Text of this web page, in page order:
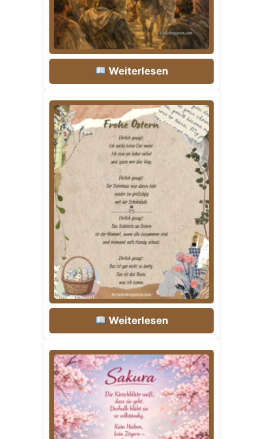
Weiterlesen
Weiterlesen